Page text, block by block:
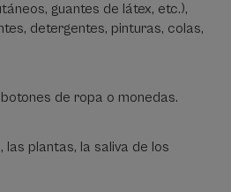
guantes de látex, etc.),
detergentes, pinturas, colas,
de ropa o monedas.
plantas, la saliva de los